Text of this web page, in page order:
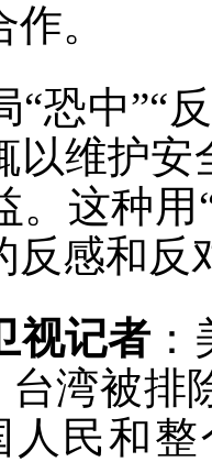
。
中”“反
以维护
。这种用
反感和反
视记者
湾被排
人民和